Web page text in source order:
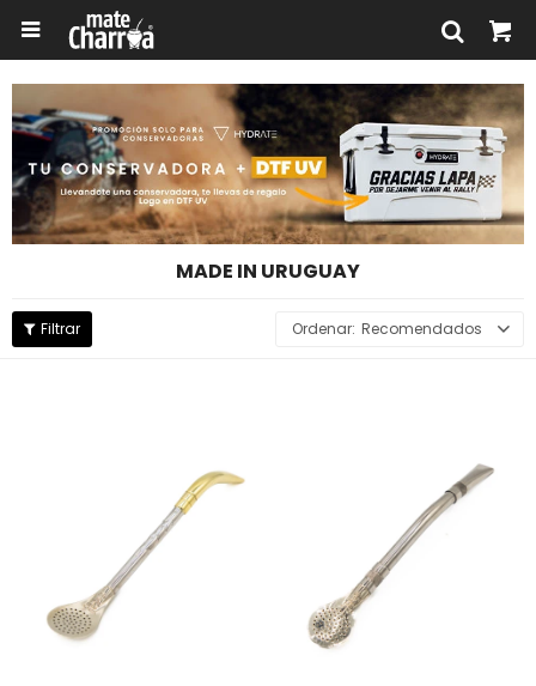

MADE IN URUGUAY
Recomendados